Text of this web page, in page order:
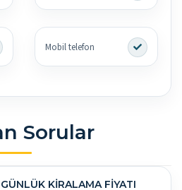
Mobil telefon
Sorular